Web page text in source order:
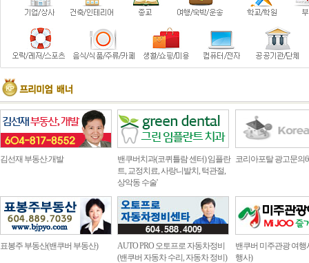
김선재 부동산.개발
밴쿠버치과(코퀴틀람 센터) 임플란
트, 교정치료, 사랑니발치, 턱관절,
상악동 수술'
코리아포탈 광고문의
표봉주 부동산(밴쿠버 부동산)
AUTO PRO 오토프로 자동차정비
(밴쿠버 자동차 수리, 자동차 정비)
밴쿠버 미주관광 여행
행사)